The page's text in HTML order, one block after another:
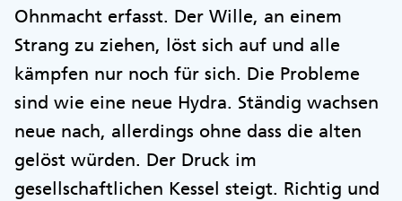
Ohnmacht erfasst. Der Wille, an einem
Strang zu ziehen, löst sich auf und alle
kämpfen nur noch für sich. Die Probleme
sind wie eine neue Hydra. Ständig wachsen
neue nach, allerdings ohne dass die alten
gelöst würden. Der Druck im
gesellschaftlichen Kessel steigt. Richtig und